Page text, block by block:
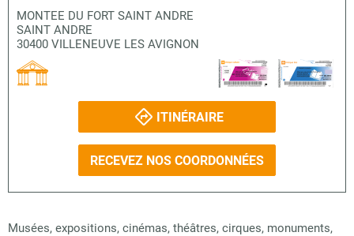
MONTEE DU FORT SAINT ANDRE
SAINT ANDRE
30400 VILLENEUVE LES AVIGNON
ITINÉRAIRE
RECEVEZ NOS COORDONNÉES
Musées, expositions, cinémas, théâtres, cirques, monuments,